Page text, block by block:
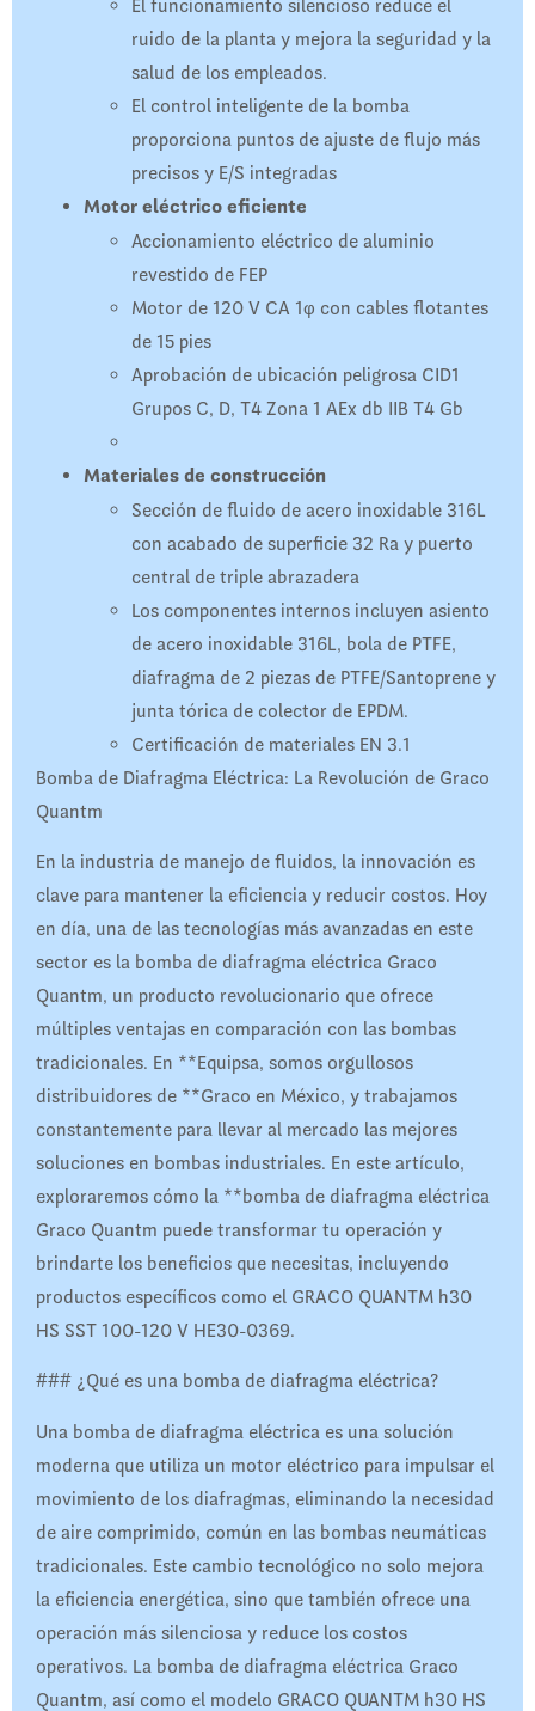
El funcionamiento silencioso reduce el
ruido de la planta y mejora la seguridad y la
salud de los empleados.
El control inteligente de la bomba
proporciona puntos de ajuste de flujo más
precisos y E/S integradas
Motor eléctrico eficiente
Accionamiento eléctrico de aluminio
revestido de FEP
Motor de 120 V CA 1φ con cables flotantes
de 15 pies
Aprobación de ubicación peligrosa CID1
Grupos C, D, T4 Zona 1 AEx db IIB T4 Gb
Materiales de construcción
Sección de fluido de acero inoxidable 316L
con acabado de superficie 32 Ra y puerto
central de triple abrazadera
Los componentes internos incluyen asiento
de acero inoxidable 316L, bola de PTFE,
diafragma de 2 piezas de PTFE/Santoprene y
junta tórica de colector de EPDM.
Certificación de materiales EN 3.1
Bomba de Diafragma Eléctrica: La Revolución de Graco
Quantm
En la industria de manejo de fluidos, la innovación es
clave para mantener la eficiencia y reducir costos. Hoy
en día, una de las tecnologías más avanzadas en este
sector es la bomba de diafragma eléctrica Graco
Quantm, un producto revolucionario que ofrece
múltiples ventajas en comparación con las bombas
tradicionales. En **Equipsa, somos orgullosos
distribuidores de **Graco en México, y trabajamos
constantemente para llevar al mercado las mejores
soluciones en bombas industriales. En este artículo,
exploraremos cómo la **bomba de diafragma eléctrica
Graco Quantm puede transformar tu operación y
brindarte los beneficios que necesitas, incluyendo
productos específicos como el GRACO QUANTM h30
HS SST 100-120 V HE30-0369.
### ¿Qué es una bomba de diafragma eléctrica?
Una bomba de diafragma eléctrica es una solución
moderna que utiliza un motor eléctrico para impulsar el
movimiento de los diafragmas, eliminando la necesidad
de aire comprimido, común en las bombas neumáticas
tradicionales. Este cambio tecnológico no solo mejora
la eficiencia energética, sino que también ofrece una
operación más silenciosa y reduce los costos
operativos. La bomba de diafragma eléctrica Graco
Quantm, así como el modelo GRACO QUANTM h30 HS